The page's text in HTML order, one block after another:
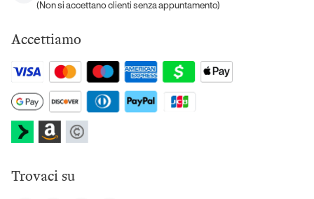
(Non si accettano clienti senza appuntamento)
Accettiamo
Trovaci su